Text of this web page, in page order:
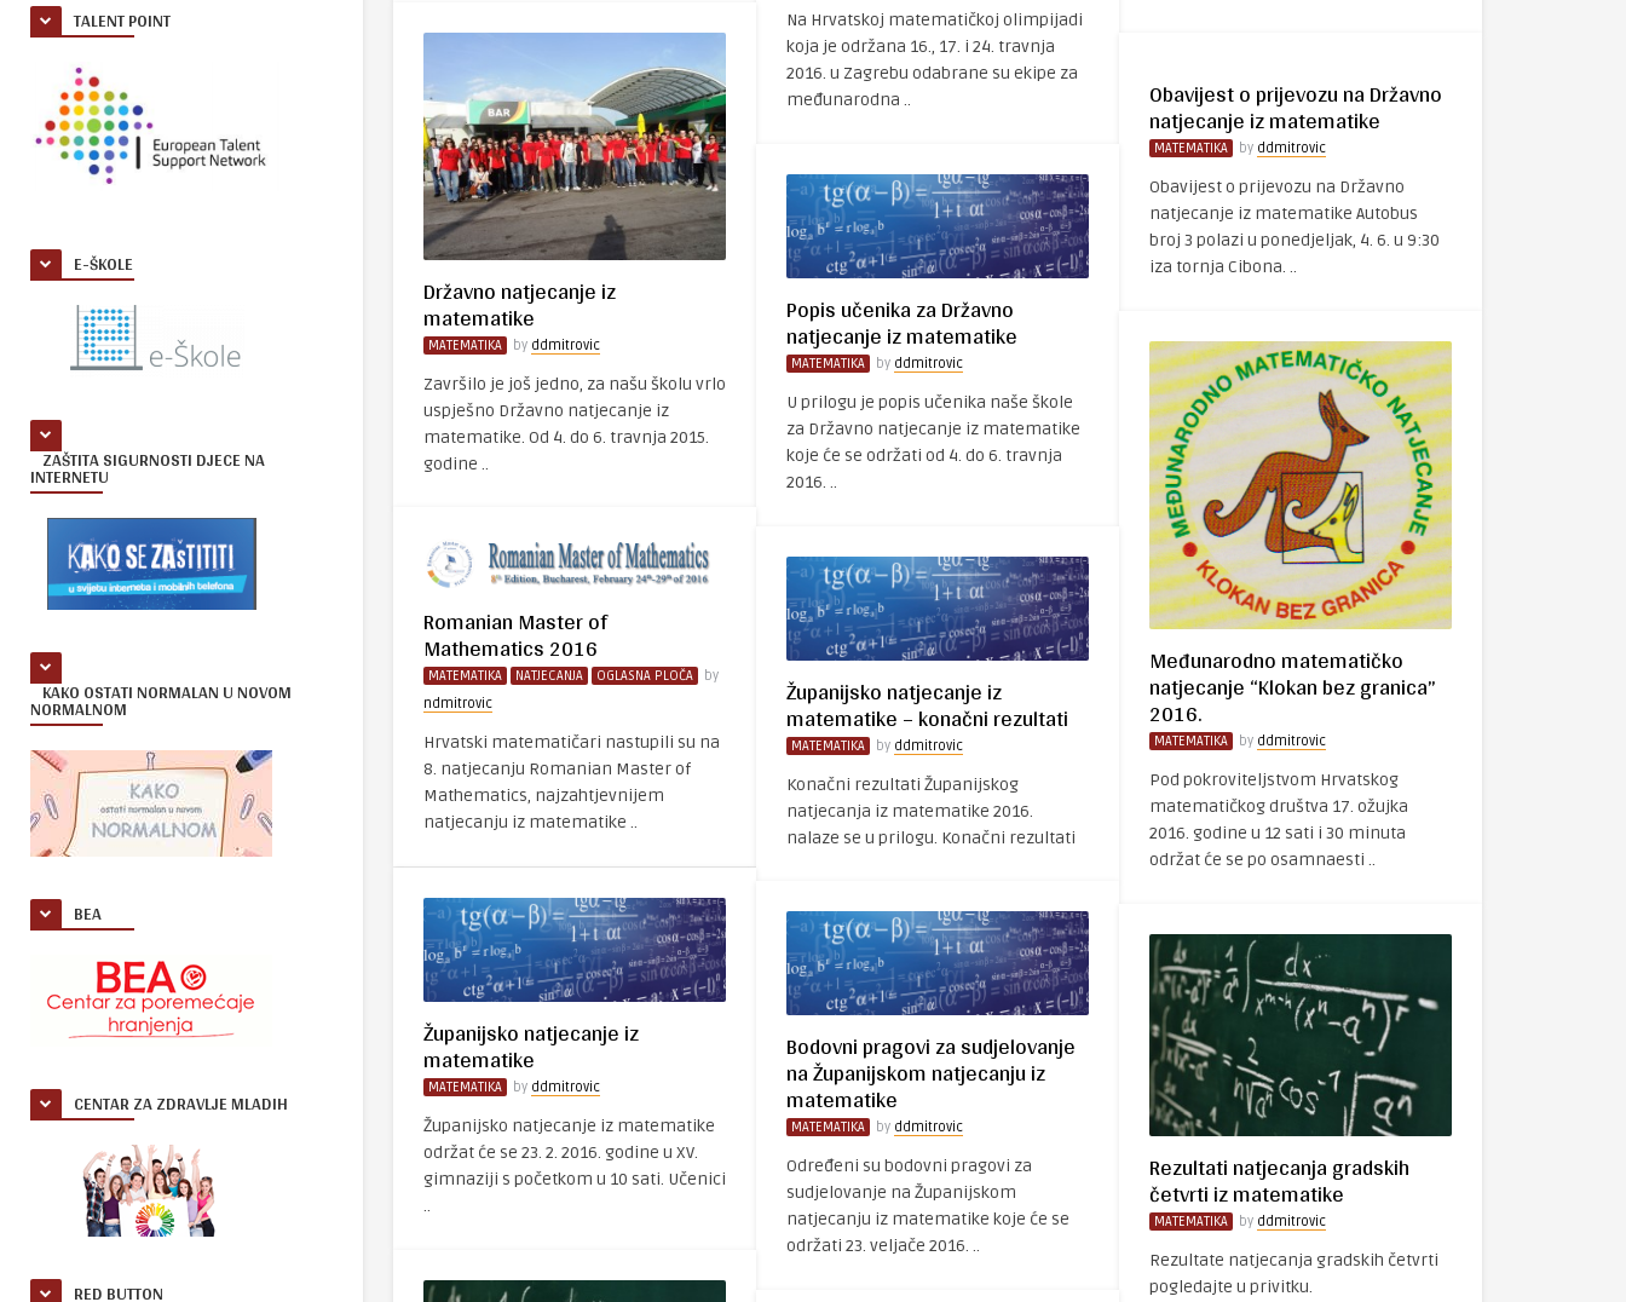
TALENT POINT
E-ŠKOLE
ZAŠTITA SIGURNOSTI DJECE NA
INTERNETU
KAKO OSTATI NORMALAN U NOVOM
NORMALNOM
BEA
CENTAR ZA ZDRAVLJE MLADIH
RED BUTTON
Na Hrvatskoj matematičkoj olimpijadi
koja je održana 16., 17. i 24. travnja
2016. u Zagrebu odabrane su ekipe za
međunarodna ..
Državno natjecanje iz
matematike
MATEMATIKA by ddmitrovic
Završilo je još jedno, za našu školu vrlo
uspješno Državno natjecanje iz
matematike. Od 4. do 6. travnja 2015.
godine ..
Obavijest o prijevozu na Državno
natjecanje iz matematike
MATEMATIKA by ddmitrovic
Obavijest o prijevozu na Državno
natjecanje iz matematike Autobus
broj 3 polazi u ponedjeljak, 4. 6. u 9:30
iza tornja Cibona. ..
Popis učenika za Državno
natjecanje iz matematike
MATEMATIKA by ddmitrovic
U prilogu je popis učenika naše škole
za Državno natjecanje iz matematike
koje će se održati od 4. do 6. travnja
2016. ..
Međunarodno matematičko
natjecanje “Klokan bez granica”
2016.
MATEMATIKA by ddmitrovic
Pod pokroviteljstvom Hrvatskog
matematičkog društva 17. ožujka
2016. godine u 12 sati i 30 minuta
održat će se po osamnaesti ..
Romanian Master of
Mathematics 2016
MATEMATIKA NATJECANJA OGLASNA PLOČA
by
ndmitrovic
Hrvatski matematičari nastupili su na
8. natjecanju Romanian Master of
Mathematics, najzahtjevnijem
natjecanju iz matematike ..
Županijsko natjecanje iz
matematike – konačni rezultati
MATEMATIKA by ddmitrovic
Konačni rezultati Županijskog
natjecanja iz matematike 2016.
nalaze se u prilogu. Konačni rezultati
Županijsko natjecanje iz
matematike
MATEMATIKA by ddmitrovic
Županijsko natjecanje iz matematike
održat će se 23. 2. 2016. godine u XV.
gimnaziji s početkom u 10 sati. Učenici
..
Bodovni pragovi za sudjelovanje
na Županijskom natjecanju iz
matematike
MATEMATIKA by ddmitrovic
Određeni su bodovni pragovi za
sudjelovanje na Županijskom
natjecanju iz matematike koje će se
održati 23. veljače 2016. ..
Rezultati natjecanja gradskih
četvrti iz matematike
MATEMATIKA by ddmitrovic
Rezultate natjecanja gradskih četvrti
pogledajte u privitku.